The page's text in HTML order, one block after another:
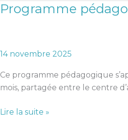
Programme
14 novembre 2025
Ce programme pédagogique
mois, partagée entre le centre
Programme
+5
Lire la suite »